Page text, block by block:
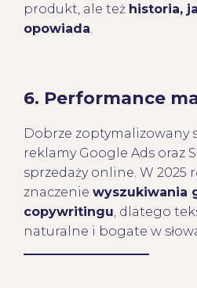
produkt, ale też historia,
opowiada
6. Performance
Dobrze zoptymalizowany
reklamy Google Ads oraz
sprzedaży online. W 2025
znaczenie wyszukiwania
copywritingu , dlatego
naturalne i bogate w